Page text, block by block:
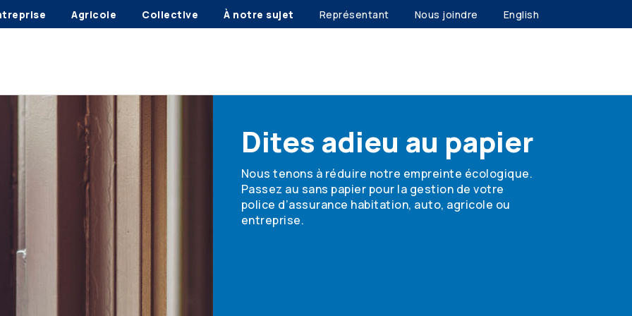
Agricole Collective À notre sujet Représentant Nous joindre English
Dites adieu au papier
Nous tenons à réduire notre empreinte écologique.
Passez au sans papier pour la gestion de votre
police d’assurance habitation, auto, agricole ou
entreprise.